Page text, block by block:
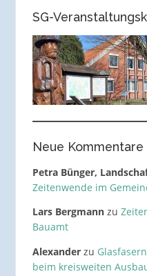
SG-
Neue Kommentare
Petra Bünger,
Zeitenwende im
Lars Bergmannzu
Bauamt
Alexanderzu
beim kreisweiten